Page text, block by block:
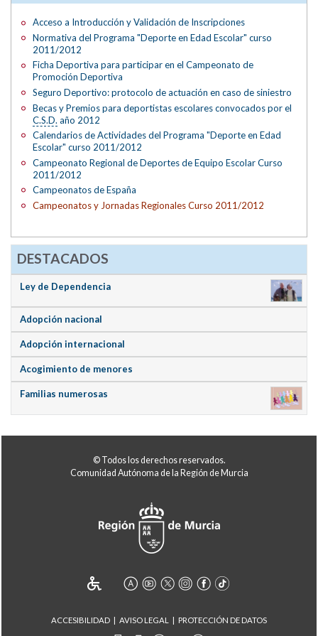
Acceso a Introducción y Validación de Inscripciones
Normativa del Programa "Deporte en Edad Escolar" curso
2011/2012
Ficha Deportiva para participar en el Campeonato de
Promoción Deportiva
Seguro Deportivo: protocolo de actuación en caso de siniestro
Becas y Premios para deportistas escolares convocados por el
C.S.D. año 2012
Calendarios de Actividades del Programa "Deporte en Edad
Escolar" curso 2011/2012
Campeonato Regional de Deportes de Equipo Escolar Curso
2011/2012
Campeonatos de España
Campeonatos y Jornadas Regionales Curso 2011/2012
DESTACADOS
Ley de Dependencia
Adopción nacional
Adopción internacional
Acogimiento de menores
Familias numerosas
© Todos los derechos reservados.
Comunidad Autónoma de la Región de Murcia
ACCESIBILIDAD AVISO LEGAL PROTECCIÓN DE DATOS